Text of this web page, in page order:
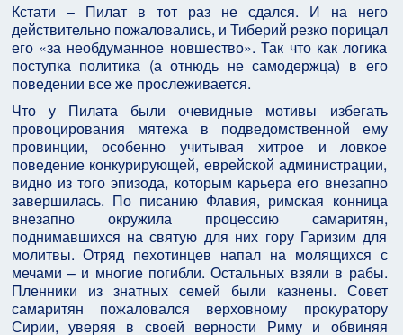
Кстати – Пилат в тот раз не сдался. И на него
действительно пожаловались, и Тиберий резко порицал
его «за необдуманное новшество». Так что как логика
поступка политика (а отнюдь не самодержца) в его
поведении все же прослеживается.
Что у Пилата были очевидные мотивы избегать
провоцирования мятежа в подведомственной ему
провинции, особенно учитывая хитрое и ловкое
поведение конкурирующей, еврейской администрации,
видно из того эпизода, которым карьера его внезапно
завершилась. По писанию Флавия, римская конница
внезапно окружила процессию самаритян,
поднимавшихся на святую для них гору Гаризим для
молитвы. Отряд пехотинцев напал на молящихся с
мечами – и многие погибли. Остальных взяли в рабы.
Пленники из знатных семей были казнены. Совет
самаритян пожаловался верховному прокуратору
Сирии, уверяя в своей верности Риму и обвиняя